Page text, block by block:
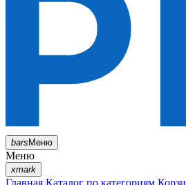
barsМеню
Меню
xmark
Главная Каталог по категориям